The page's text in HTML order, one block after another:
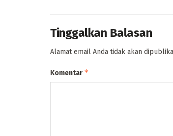
Tinggalkan Balasan
Alamat email Anda tidak akan
Komentar *